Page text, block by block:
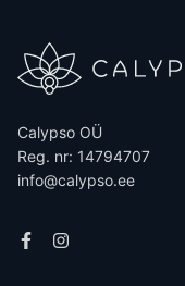
Calypso OÜ
Reg. nr: 14794707
info@calypso.ee